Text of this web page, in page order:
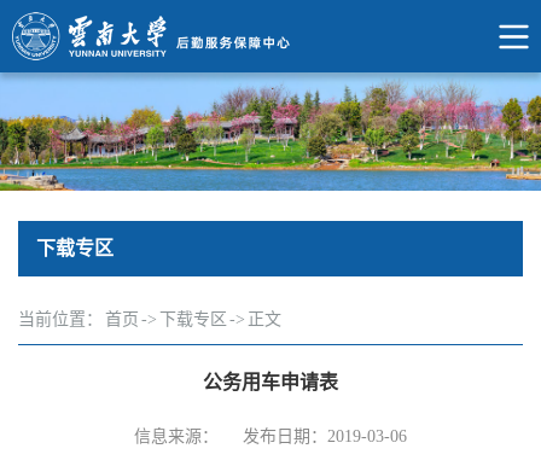
下载专区
当前位置： 首页 -> 下载专区 -> 正文
公务用车申请表
信息来源： 发布日期：2019-03-06